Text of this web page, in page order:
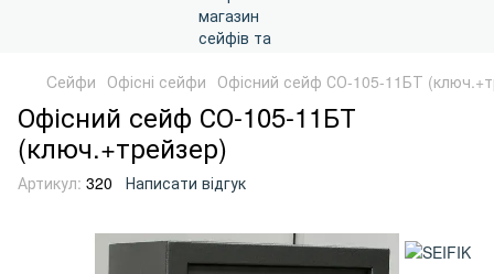
Cейфи Офісні сейфи Офісний сейф СО-105-11БТ
Офісний сейф СО-105-11БТ
(ключ.+трейзер)
Артикул: 320 Написати відгук